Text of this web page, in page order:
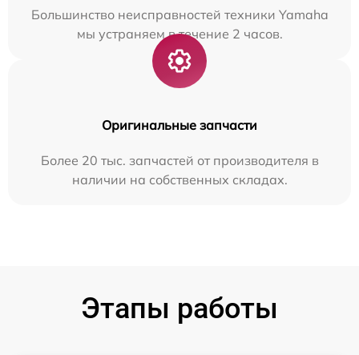
Большинство неисправностей техники Yamaha
мы устраняем в течение 2 часов.
Оригинальные запчасти
Более 20 тыс. запчастей от производителя в
наличии на собственных складах.
Этапы работы